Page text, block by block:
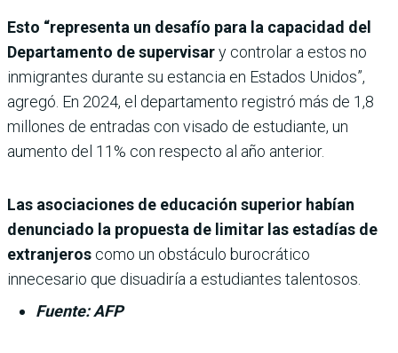
Esto “representa un desafío para la capacidad del
Departamento de supervisary controlar a estos no
inmigrantes durante su estancia en Estados Unidos”,
agregó. En 2024, el departamento registró más de 1,8
millones de entradas con visado de estudiante, un
aumento del 11% con respecto al año anterior.
Las asociaciones de educación superior habían
denunciado la propuesta de limitar las estadías de
extranjeros como un obstáculo burocrático
innecesario que disuadiría a estudiantes talentosos.
Fuente: AFP